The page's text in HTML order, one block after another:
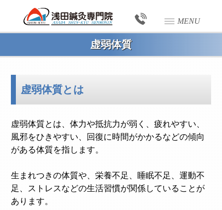
MENU
虚弱体質
虚弱体質とは
虚弱体質とは、体力や抵抗力が弱く、疲れやすい、
風邪をひきやすい、回復に時間がかかるなどの傾向
がある体質を指します。
生まれつきの体質や、栄養不足、睡眠不足、運動不
足、ストレスなどの生活習慣が関係していることが
あります。